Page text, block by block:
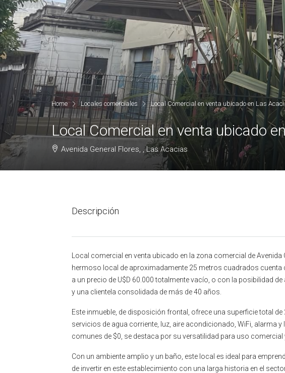
Home Locales comerciales Local Comercial en venta ubicado en Las
Local Comercial en venta ubicado
Avenida General Flores, , Las Acacias
Descripción
Local comercial en venta ubicado en la zona comercial de
hermoso local de aproximadamente 25 metros cuadrados cuenta
a un precio de U$D 60.000 totalmente vacío, o con la posibilidad
y una clientela consolidada de más de 40 años.
Este inmueble, de disposición frontal, ofrece una superficie total
servicios de agua corriente, luz, aire acondicionado, WiFi, alarma
comunes de $0, se destaca por su versatilidad para uso comercial
Con un ambiente amplio y un baño, este local es ideal para
de invertir en este establecimiento con una larga historia en el